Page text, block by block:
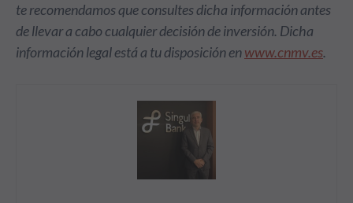
te recomendamos que consultes dicha información antes
de llevar a cabo cualquier decisión de inversión. Dicha
información legal está a tu disposición enwww.cnmv.es.